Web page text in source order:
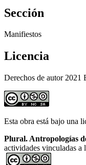
Sección
Manifiestos
Licencia
Derechos de autor 2021
Esta obra está bajo una
Plural. Antropologías
actividades vinculadas a